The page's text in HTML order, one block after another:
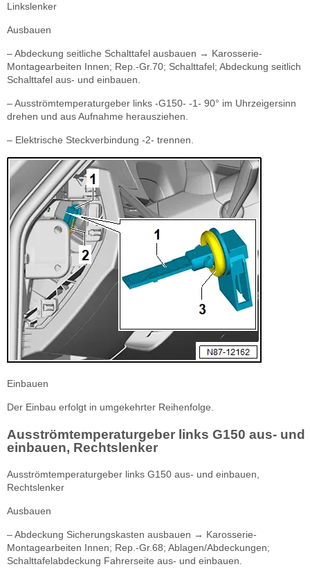
Linkslenker
Ausbauen
– Abdeckung seitliche Schalttafel ausbauen → Karosserie-
Montagearbeiten Innen; Rep.-Gr.70; Schalttafel; Abdeckung seitlich
Schalttafel aus- und einbauen.
– Ausströmtemperaturgeber links -G150- -1- 90° im Uhrzeigersinn
drehen und aus Aufnahme herausziehen.
– Elektrische Steckverbindung -2- trennen.
Einbauen
Der Einbau erfolgt in umgekehrter Reihenfolge.
Ausströmtemperaturgeber links G150 aus- und
einbauen, Rechtslenker
Ausströmtemperaturgeber links G150 aus- und einbauen,
Rechtslenker
Ausbauen
– Abdeckung Sicherungskasten ausbauen → Karosserie-
Montagearbeiten Innen; Rep.-Gr.68; Ablagen/Abdeckungen;
Schalttafelabdeckung Fahrerseite aus- und einbauen.